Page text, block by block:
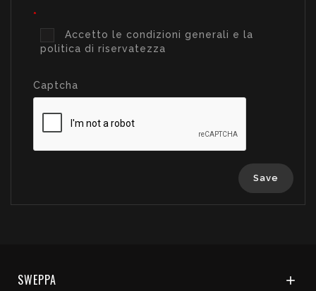
Accetto le condizioni generali e la
politica di riservatezza
Captcha
Save
SWEPPA 